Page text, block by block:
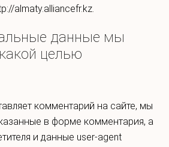
almaty.alliancefr.kz.
данные мы
целью
комментарий на сайте, мы
в форме комментария, а
и данные user-agent